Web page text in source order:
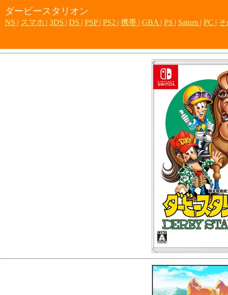
ダービースタリオン
NS | スマホ | 3DS | DS | PSP | PS2 | 携帯 | GBA | PS | Saturn | PC |